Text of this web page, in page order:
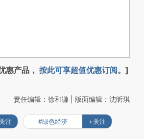
惠产品， 按此可享超值优惠订阅。]
责任编辑：徐和谦 | 版面编辑：沈昕琪
注 #绿色经济 +关注